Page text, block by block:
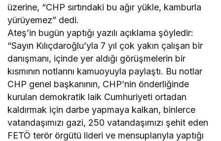
üzerine, “CHP sırtındaki bu ağır yükle, kamburla
yürüyemez” dedi.
Ateş’in bugün yaptığı yazılı açıklama şöyledir:
“Sayın Kılıçdaroğlu’yla 7 yıl çok yakın çalışan bir
danışmanı, içinde yer aldığı görüşmelerin bir
kısmının notlarını kamuoyuyla paylaştı. Bu notlar
CHP genel başkanının, CHP’nin önderliğinde
kurulan demokratik laik Cumhuriyeti ortadan
kaldırmak için darbe yapmaya kalkan, binlerce
vatandaşımızı gazi, 250 vatandaşımızı şehit eden
FETÖ terör örgütü lideri ve mensuplarıyla yaptığı